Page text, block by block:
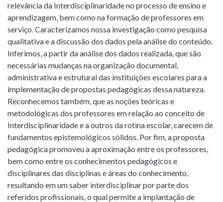
relevância da Interdisciplinaridade no processo de ensino e
aprendizagem, bem como na formação de professores em
serviço. Caracterizamos nossa investigação como pesquisa
qualitativa e a discussão dos dados pela análise do conteúdo.
Inferimos, a partir da análise dos dados realizada, que são
necessárias mudanças na organização documental,
administrativa e estrutural das instituições escolares para a
implementação de propostas pedagógicas dessa natureza.
Reconhecemos também, que as noções teóricas e
metodológicas dos professores em relação ao conceito de
Interdisciplinaridade e a outros da rotina escolar, carecem de
fundamentos epistemológicos sólidos. Por fim, a proposta
pedagógica promoveu a aproximação entre os professores,
bem como entre os conhecimentos pedagógicos e
disciplinares das disciplinas e áreas do conhecimento,
resultando em um saber interdisciplinar por parte dos
referidos profissionais, o qual permite a implantação de